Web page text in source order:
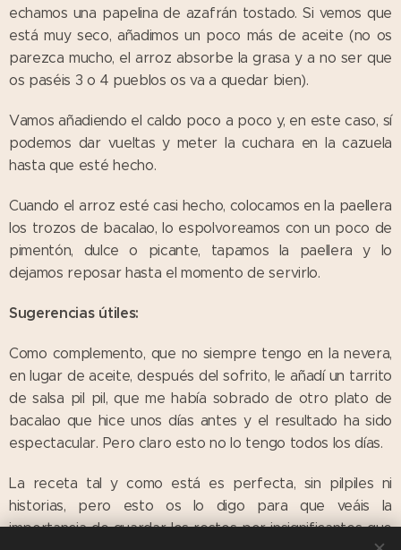
echamos una papelina de azafrán tostado. Si vemos que
está muy seco, añadimos un poco más de aceite (no os
parezca mucho, el arroz absorbe la grasa y a no ser que
os paséis 3 o 4 pueblos os va a quedar bien).
Vamos añadiendo el caldo poco a poco y, en este caso, sí
podemos dar vueltas y meter la cuchara en la cazuela
hasta que esté hecho.
Cuando el arroz esté casi hecho, colocamos en la paellera
los trozos de bacalao, lo espolvoreamos con un poco de
pimentón, dulce o picante, tapamos la paellera y lo
dejamos reposar hasta el momento de servirlo.
Sugerencias útiles:
Como complemento, que no siempre tengo en la nevera,
en lugar de aceite, después del sofrito, le añadí un tarrito
de salsa pil pil, que me había sobrado de otro plato de
bacalao que hice unos días antes y el resultado ha sido
espectacular. Pero claro esto no lo tengo todos los días.
La receta tal y como está es perfecta, sin pilpiles ni
historias, pero esto os lo digo para que veáis la
importancia de guardar los restos por insignificantes que